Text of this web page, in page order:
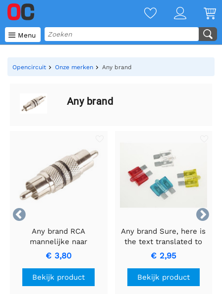
 Menu
Opencircuit Onze merken Any brand
Any brand


Any brand RCA
mannelijke naar
mannelijke kabel met
zwarte ring voor
hoogwaardige
signaaloverdracht
€ 3,80
Bekijk product
Any brand Sure, here is
the text translated to
Dutch while keeping it
informal:
AUTOZEKERING MET
CONTROLELAMPJE - 15A
€ 2,95
Bekijk product